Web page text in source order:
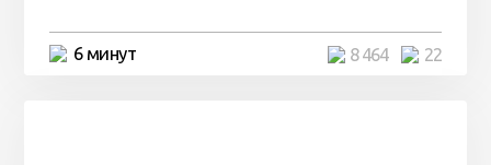
6 минут 22
8 464